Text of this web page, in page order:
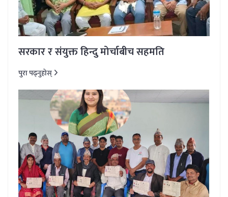
सरकार र संयुक्त हिन्दु मोर्चाबीच सहमति
पुरा पढ्नुहोस्